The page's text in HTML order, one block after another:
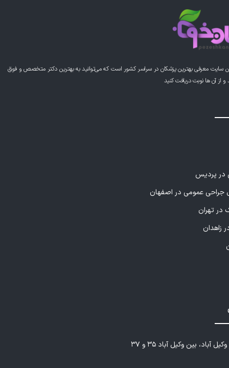
سایت معرفی بهترین پزشکان در سراسر کشور است که می‌توانید به بهترین دکتر متخصص و فوق
آن ها نوبت دریافت کنید
در پردیس
عمومی در اصفهان
در تهران
زاهدان
آباد، بین وکیل آباد ۳۵ و ۳۷